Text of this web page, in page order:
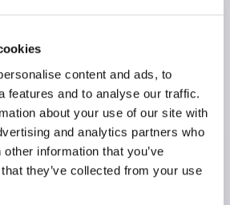
content and ads, to
features and to analyse our traffic.
about your use of our site with
and analytics partners who
information that you’ve
they’ve collected from your use
DIN319 AMPLIADA D1=25, FORMA:C
M08, TERMOPLÁSTICO NEGRO
EXTERIOR=25